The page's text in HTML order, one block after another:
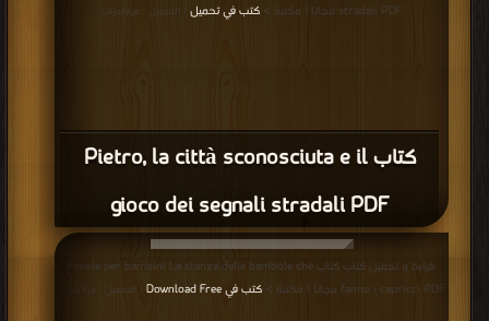
كتاب Pietro, la città sconosciuta e il
gioco dei segnali stradali PDF
stradali PDF مجانا | مكتبة >
كتب في تحميل | التحميل : مرة/مرات
قراءة و تحميل كتاب كتاب Favole per bambini La stanza delle bambole che
fanno i capricci PDF مجانا | مكتبة >
كتب في Download Free | التحميل : مرة/مرات